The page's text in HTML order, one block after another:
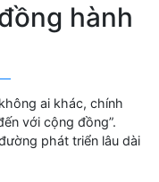
hành
ai khác, chính
với cộng đồng”.
phát triển lâu dài